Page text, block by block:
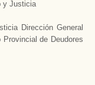
y Justicia
Dirección General
de Deudores